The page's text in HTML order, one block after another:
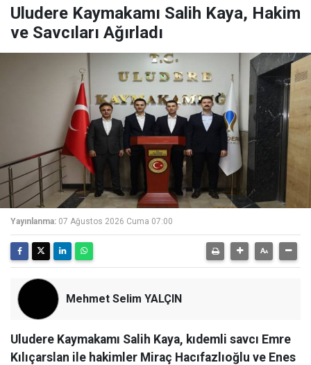
Uludere Kaymakamı Salih Kaya, Hakim
ve Savcıları Ağırladı
Yayınlanma: 07 Ağustos 2026 Cuma 07:00
Mehmet Selim YALÇIN
Uludere Kaymakamı Salih Kaya, kıdemli savcı Emre
Kılıçarslan ile hakimler Miraç Hacıfazlıoğlu ve Enes